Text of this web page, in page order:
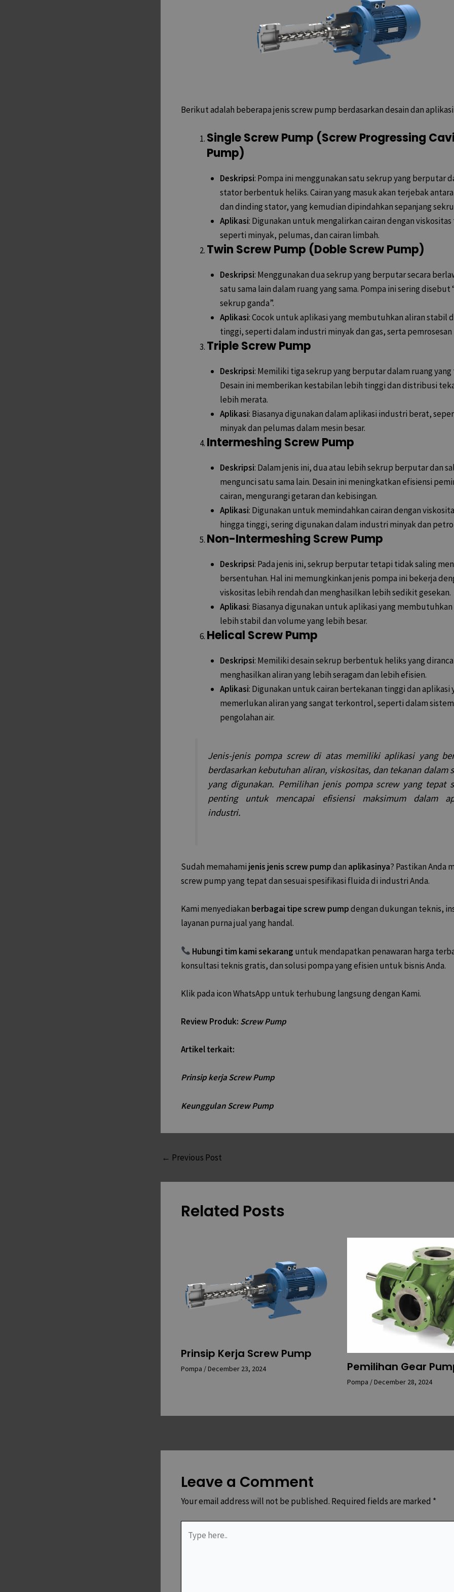
Berikut adalah beberapa jenis screw pump berdasarkan desain dan
Single Screw Pump (Screw Progressing
Pump)
Deskripsi: Pompa ini menggunakan satu sekrup yang berputar
stator berbentuk heliks. Cairan yang masuk akan terjebak
dan dinding stator, yang kemudian dipindahkan sepanjang
Aplikasi: Digunakan untuk mengalirkan cairan dengan
seperti minyak, pelumas, dan cairan limbah.
Twin Screw Pump (Doble Screw Pump)
Deskripsi: Menggunakan dua sekrup yang berputar secara
satu sama lain dalam ruang yang sama. Pompa ini sering disebut
sekrup ganda”.
Aplikasi: Cocok untuk aplikasi yang membutuhkan aliran stabil
tinggi, seperti dalam industri minyak dan gas, serta pemrosesan
Triple Screw Pump
Deskripsi: Memiliki tiga sekrup yang berputar dalam ruang yang
Desain ini memberikan kestabilan lebih tinggi dan distribusi
lebih merata.
Aplikasi: Biasanya digunakan dalam aplikasi industri berat,
minyak dan pelumas dalam mesin besar.
Intermeshing Screw Pump
Deskripsi: Dalam jenis ini, dua atau lebih sekrup berputar dan
mengunci satu sama lain. Desain ini meningkatkan efisiensi
cairan, mengurangi getaran dan kebisingan.
Aplikasi: Digunakan untuk memindahkan cairan dengan
hingga tinggi, sering digunakan dalam industri minyak dan
Non-Intermeshing Screw Pump
Deskripsi: Pada jenis ini, sekrup berputar tetapi tidak saling
bersentuhan. Hal ini memungkinkan jenis pompa ini bekerja
viskositas lebih rendah dan menghasilkan lebih sedikit gesekan.
Aplikasi: Biasanya digunakan untuk aplikasi yang membutuhkan
lebih stabil dan volume yang lebih besar.
Helical Screw Pump
Deskripsi: Memiliki desain sekrup berbentuk heliks yang
menghasilkan aliran yang lebih seragam dan lebih efisien.
Aplikasi: Digunakan untuk cairan bertekanan tinggi dan aplikasi
memerlukan aliran yang sangat terkontrol, seperti dalam sistem
pengolahan air.
Jenis-jenis pompa screw di atas memiliki aplikasi yang
berdasarkan kebutuhan aliran, viskositas, dan tekanan dalam
yang digunakan. Pemilihan jenis pompa screw yang tepat
penting untuk mencapai efisiensi maksimum dalam
industri.
Sudah memahami jenis jenis screw pumpdan aplikasinya? Pastikan Anda
screw pump yang tepat dan sesuai spesifikasi fluida di industri Anda.
Kami menyediakan berbagai tipe screw pumpdengan dukungan teknis,
layanan purna jual yang handal.
Hubungi tim kami sekarang untuk mendapatkan penawaran harga
konsultasi teknis gratis, dan solusi pompa yang efisien untuk bisnis Anda.
Klik pada icon WhatsApp untuk terhubung langsung dengan Kami.
Review Produk: Screw Pump
Artikel terkait:
Prinsip kerja Screw Pump
Keunggulan Screw Pump
← Previous Post
Related Posts
Prinsip Kerja Screw Pump
Pompa /December 23, 2024 Pemilihan Gear
Pompa /December 28, 2024
Leave a Comment
Your email address will not be published. Required fields are marked *
here..